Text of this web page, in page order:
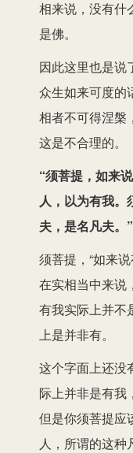
相来说，没有什
是佛。
因此这里也是说
众生如来可度的
相者不可得涅槃
这是不合理的。
“须菩提，如来
人，以为有我。
夫，是名凡夫。”
须菩提，“如来
在实相当中来说
有我实际上并不
上是并非有。
这个字面上还没
际上并非是有我
但是你须菩提应
人，所谓的这种